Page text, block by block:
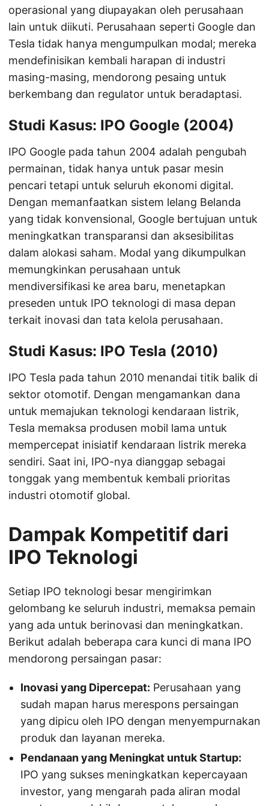
operasional yang diupayakan oleh perusahaan
lain untuk diikuti. Perusahaan seperti Google dan
Tesla tidak hanya mengumpulkan modal; mereka
mendefinisikan kembali harapan di industri
masing-masing, mendorong pesaing untuk
berkembang dan regulator untuk beradaptasi.
Studi Kasus: IPO Google (2004)
IPO Google pada tahun 2004 adalah pengubah
permainan, tidak hanya untuk pasar mesin
pencari tetapi untuk seluruh ekonomi digital.
Dengan memanfaatkan sistem lelang Belanda
yang tidak konvensional, Google bertujuan untuk
meningkatkan transparansi dan aksesibilitas
dalam alokasi saham. Modal yang dikumpulkan
memungkinkan perusahaan untuk
mendiversifikasi ke area baru, menetapkan
preseden untuk IPO teknologi di masa depan
terkait inovasi dan tata kelola perusahaan.
Studi Kasus: IPO Tesla (2010)
IPO Tesla pada tahun 2010 menandai titik balik di
sektor otomotif. Dengan mengamankan dana
untuk memajukan teknologi kendaraan listrik,
Tesla memaksa produsen mobil lama untuk
mempercepat inisiatif kendaraan listrik mereka
sendiri. Saat ini, IPO-nya dianggap sebagai
tonggak yang membentuk kembali prioritas
industri otomotif global.
Dampak Kompetitif dari
IPO Teknologi
Setiap IPO teknologi besar mengirimkan
gelombang ke seluruh industri, memaksa pemain
yang ada untuk berinovasi dan meningkatkan.
Berikut adalah beberapa cara kunci di mana IPO
mendorong persaingan pasar:
Inovasi yang Dipercepat: Perusahaan yang
sudah mapan harus merespons persaingan
yang dipicu oleh IPO dengan menyempurnakan
produk dan layanan mereka.
Pendanaan yang Meningkat untuk Startup:
IPO yang sukses meningkatkan kepercayaan
investor, yang mengarah pada aliran modal